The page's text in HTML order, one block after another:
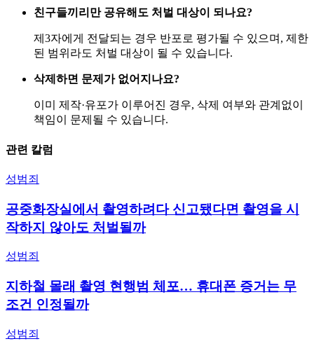
친구들끼리만 공유해도 처벌 대상이 되나요?
제3자에게 전달되는 경우 반포로 평가될 수 있으며, 제한
된 범위라도 처벌 대상이 될 수 있습니다.
삭제하면 문제가 없어지나요?
이미 제작·유포가 이루어진 경우, 삭제 여부와 관계없이
책임이 문제될 수 있습니다.
관련 칼럼
성범죄
공중화장실에서 촬영하려다 신고됐다면 촬영을 시
작하지 않아도 처벌될까
성범죄
지하철 몰래 촬영 현행범 체포… 휴대폰 증거는 무
조건 인정될까
성범죄